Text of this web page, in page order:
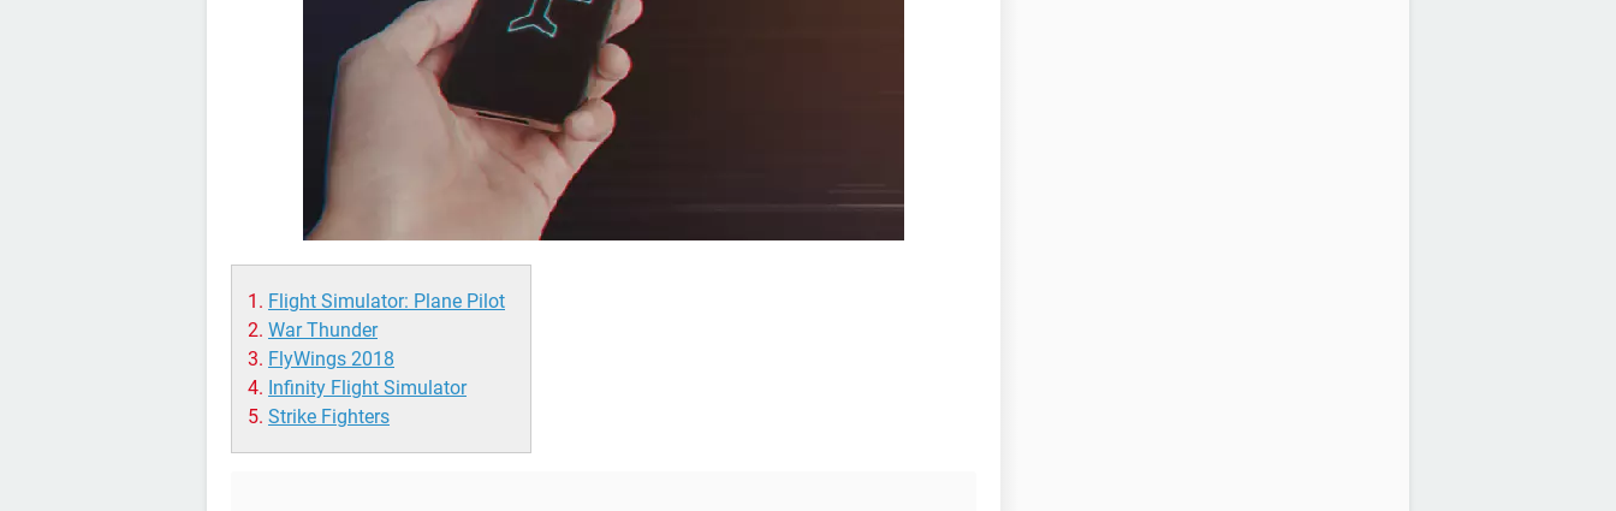
Flight Simulator: Plane Pilot
War Thunder
FlyWings 2018
Infinity Flight Simulator
Strike Fighters